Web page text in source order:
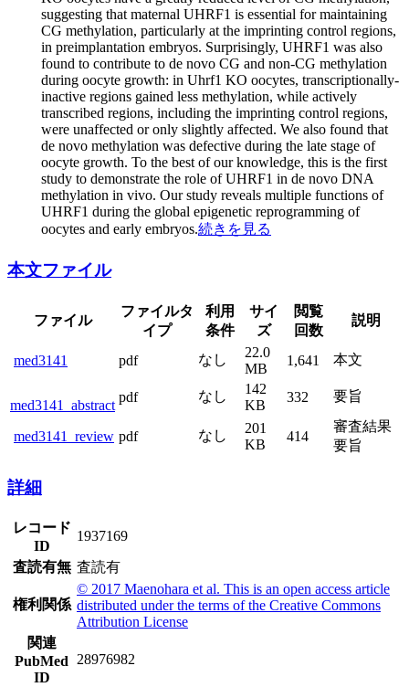
suggesting that maternal UHRF1 is essential for maintaining
CG methylation, particularly at the imprinting control regions,
in preimplantation embryos. Surprisingly, UHRF1 was also
found to contribute to de novo CG and non-CG methylation
during oocyte growth: in Uhrf1 KO oocytes, transcriptionally-
inactive regions gained less methylation, while actively
transcribed regions, including the imprinting control regions,
were unaffected or only slightly affected. We also found that
de novo methylation was defective during the late stage of
oocyte growth. To the best of our knowledge, this is the first
study to demonstrate the role of UHRF1 in de novo DNA
methylation in vivo. Our study reveals multiple functions of
UHRF1 during the global epigenetic reprogramming of
oocytes and early embryos.続きを見る
本文ファイル
ファイル
ファイルタ
イプ
利用
条件
サイ
ズ
閲覧
回数
説明
med3141 pdf なし
22.0
MB
1,641 本文
med3141_abstract
pdf なし
142
KB
332 要旨
med3141_review pdf なし
201
KB
414
審査結果
要旨
詳細
レコード
ID
1937169
査読有無 査読有
権利関係
© 2017 Maenohara et al. This is an open access article
distributed under the terms of the Creative Commons
Attribution License
関連
PubMed
ID
28976982